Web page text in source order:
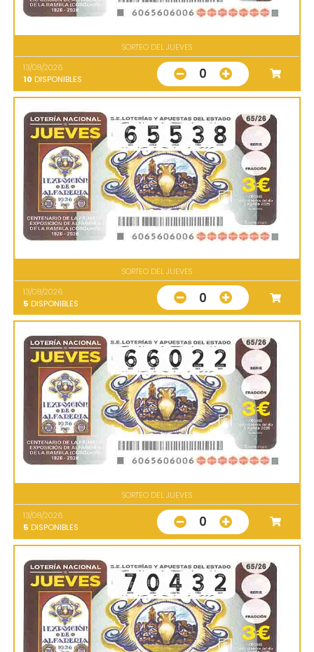
SORTEO DEL JUEVES
13/08/2026
10 DISPONIBLES 0
SORTEO DEL JUEVES
13/08/2026
5 DISPONIBLES 0
SORTEO DEL JUEVES
13/08/2026
5 DISPONIBLES 0